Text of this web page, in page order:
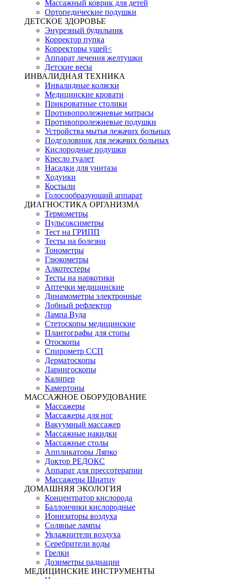
Массажный коврик для детей
Ортопедические подушки
ДЕТСКОЕ ЗДОРОВЬЕ
Энурезный будильник
Корректор пупка
Корректоры ушей<
Аппарат лечения желтушки
Детские весы
ИНВАЛИДНАЯ ТЕХНИКА
Инвалидные коляски
Медицинские кровати
Прикроватные столики
Противопролежневые матрасы
Противопролежневые подушки
Устройства мытья лежачих больных
Подголовник для лежачих больных
Кислородные подушки
Кресло туалет
Насадки для унитаза
Ходунки
Костыли
Голосообразующий аппарат
ДИАГНОСТИКА ОРГАНИЗМА
Термометры
Пульсоксиметры
Тест на ГРИПП
Тесты на болезни
Тонометры
Глюкометры
Алкотестеры
Тесты на наркотики
Аптечки медицинские
Динамометры электронные
Лобный рефлектор
Лампа Вуда
Стетоскопы медицинские
Плантографы для стопы
Отоскопы
Спирометр ССП
Дерматоскопы
Ларингоскопы
Калипер
Камертоны
МАССАЖНОЕ ОБОРУДОВАНИЕ
Массажеры
Массажеры для ног
Вакуумный массажер
Массажные накидки
Массажные столы
Аппликаторы Ляпко
Доктор РЕДОКС
Аппарат для прессотерапии
Массажеры Шиатцу
ДОМАШНЯЯ ЭКОЛОГИЯ
Концентратор кислорода
Баллончики кислородные
Ионизаторы воздуха
Соляные лампы
Увлажнители воздуха
Серебрители воды
Грелки
Дозиметры радиации
МЕДИЦИНСКИЕ ИНСТРУМЕНТЫ